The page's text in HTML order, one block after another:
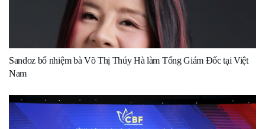
Sandoz bổ nhiệm bà Võ Thị Thúy Hà làm Tổng Giám Đốc tại Việt
Nam